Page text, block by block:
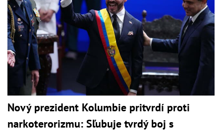
Nový prezident Kolumbie pritvrdí proti
narkoterorizmu: Sľubuje tvrdý boj s